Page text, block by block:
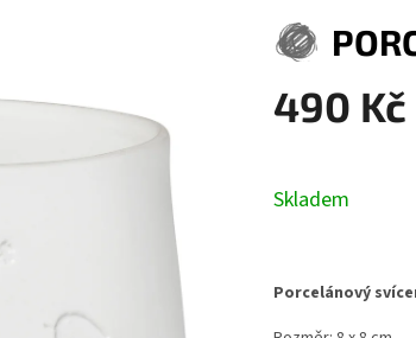
490 Kč
Skladem
Porcelánový